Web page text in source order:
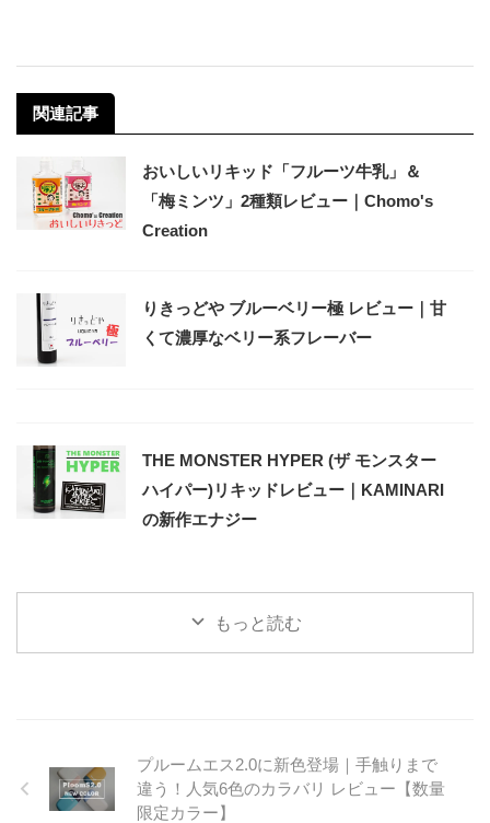
関連記事
おいしいリキッド「フルーツ牛乳」＆
「梅ミンツ」2種類レビュー｜Chomo's
Creation
りきっどや ブルーベリー極 レビュー｜甘
くて濃厚なベリー系フレーバー
THE MONSTER HYPER (ザ モンスター
ハイパー)リキッドレビュー｜KAMINARI
の新作エナジー
もっと読む
プルームエス2.0に新色登場｜手触りまで
違う！人気6色のカラバリ レビュー【数量
限定カラー】